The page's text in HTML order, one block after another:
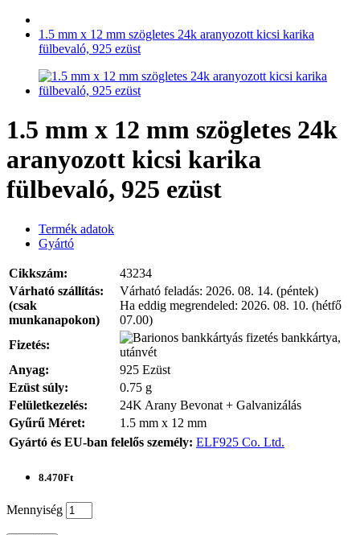
1.5 mm x 12 mm szögletes 24k aranyozott kicsi karika
fülbevaló, 925 ezüst
1.5 mm x 12 mm szögletes 24k
aranyozott kicsi karika
fülbevaló, 925 ezüst
Termék adatok
Gyártó
Cikkszám:
43234
Várható szállítás:
(csak
munkanapokon)
Várható feladás: 2026. 08. 14. (péntek)
Ha eddig megrendeled: 2026. 08. 10. (hétfő
07.00)
Fizetés:
bankkártya,
utánvét
Anyag:
925 Ezüst
Ezüst súly:
0.75 g
Felületkezelés:
24K Arany Bevonat + Galvanizálás
Gyűrű Méret:
1.5 mm x 12 mm
Gyártó és EU-ban felelős személy: ELF925 Co. Ltd.
8.470Ft
Mennyiség